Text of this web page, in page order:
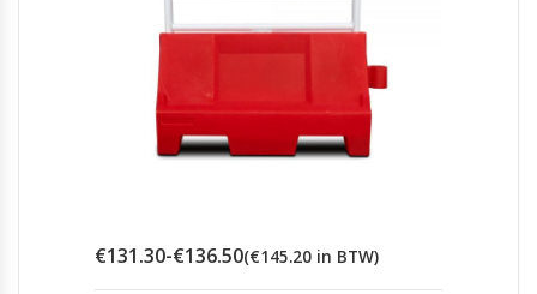
€131.30-€136.50Prijsklasse:
(€145.20 in BTW)